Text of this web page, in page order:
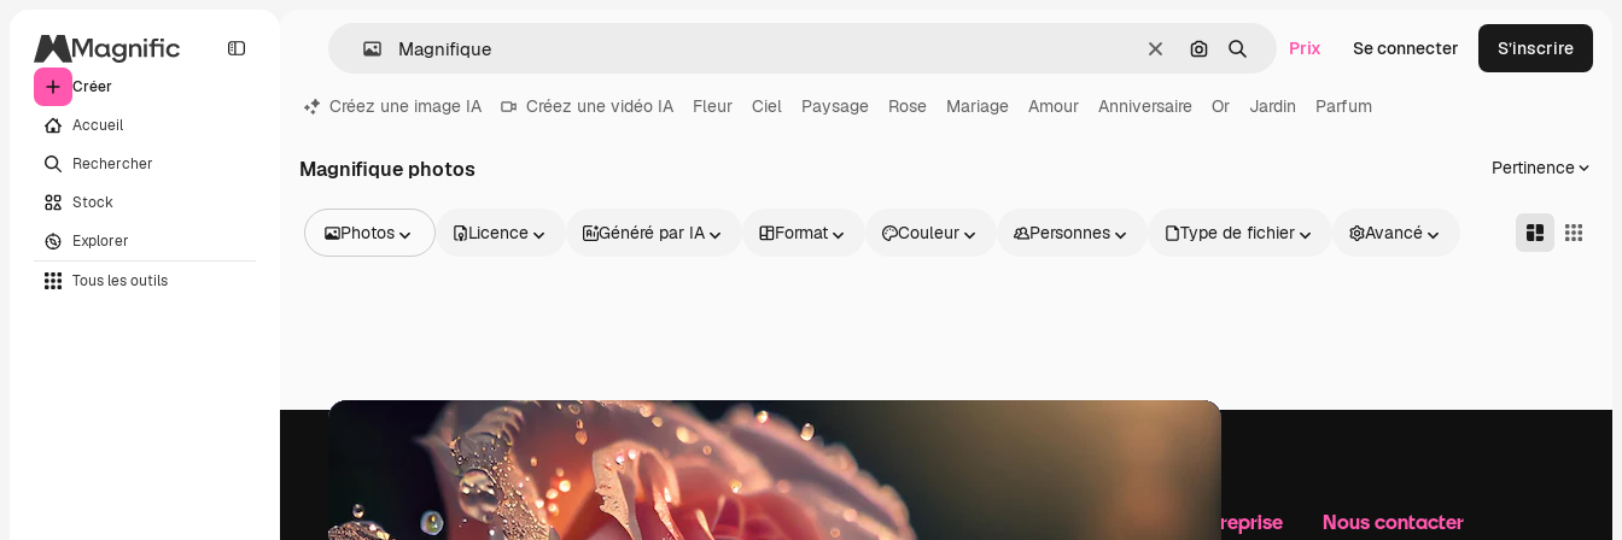
Créer
Accueil
Rechercher
Stock
Explorer
Tous les outils
EffacerRechercher par image
Rechercher
Prix Se connecter S’inscrire
Créez une image IA Créez une vidéo IA Fleur Ciel Paysage Rose Mariage Amour Anniversaire Or Jardin Parfum
Magnifique photos Pertinence
Photos
Vidéos
Graphiques animés
Templates vidéos
Modèles 3D
Polices
Licence Généré par IA Format Couleur Personnes Type de fichier Avancé
Produits Notre entreprise Nous contacter